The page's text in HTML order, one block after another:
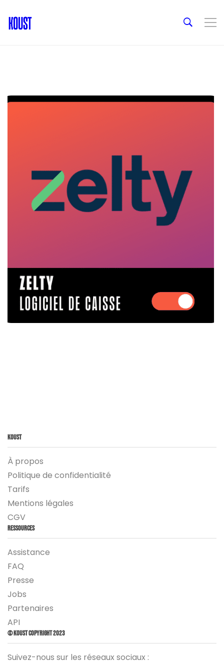
Koust
À propos
Politique de confidentialité
Tarifs
Mentions légales
CGV
Ressources
Assistance
FAQ
Presse
Jobs
Partenaires
API
© Koust Copyright 2023
Suivez-nous sur les réseaux sociaux :